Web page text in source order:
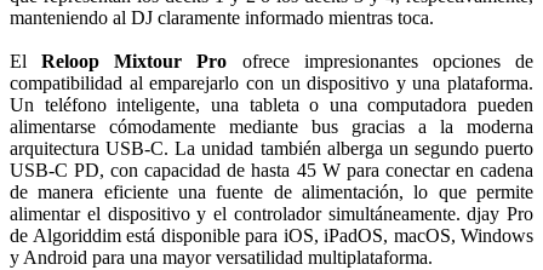
manteniendo al DJ claramente informado mientras toca.
ElReloop Mixtour Pro ofrece impresionantes opciones de
compatibilidad al emparejarlo con un dispositivo y una plataforma.
Un teléfono inteligente, una tableta o una computadora pueden
alimentarse cómodamente mediante bus gracias a la moderna
arquitectura USB-C. La unidad también alberga un segundo puerto
USB-C PD, con capacidad de hasta 45 W para conectar en cadena
de manera eficiente una fuente de alimentación, lo que permite
alimentar el dispositivo y el controlador simultáneamente. djay Pro
de Algoriddim está disponible para iOS, iPadOS, macOS, Windows
y Android para una mayor versatilidad multiplataforma.